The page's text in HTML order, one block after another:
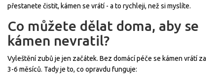
přestanete čistit, kámen se vrátí - a to rychleji, než si myslíte.
Co můžete dělat doma, aby se
kámen nevratil?
Vyleštění zubů je jen začátek. Bez domácí péče se kámen vrátí za
3-6 měsíců. Tady je to, co opravdu funguje: